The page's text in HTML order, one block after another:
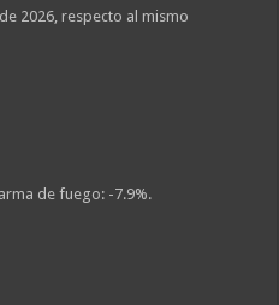
2026, respecto al mismo
de fuego: -7.9%.